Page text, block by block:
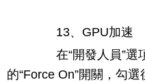
13、GPU加速
在“開發人員”選
的“Force On”開關，勾